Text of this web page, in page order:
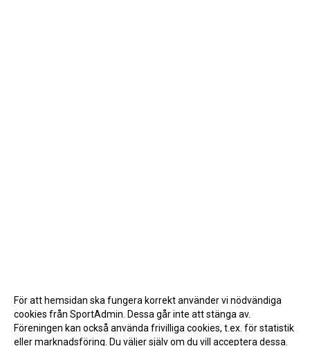
För att hemsidan ska fungera korrekt använder vi nödvändiga
cookies från SportAdmin. Dessa går inte att stänga av.
Föreningen kan också använda frivilliga cookies, t.ex. för statistik
eller marknadsföring. Du väljer själv om du vill acceptera dessa.